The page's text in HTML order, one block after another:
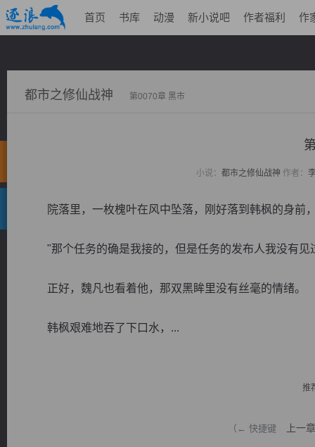
首页 书库 动漫 新小说吧 作者福利 作
都市之修仙战神 第0070章 黑市
小说： 都市之修仙战神 作者：
院落里，一枚槐叶在风中坠落，刚好落到韩枫的身前
"那个任务的确是我接的，但是任务的发布人我没有见
正好，魏凡也看着他，那双黑眸里没有丝毫的情绪。
韩枫艰难地吞了下口水，...
推
（← 快捷键 上一章